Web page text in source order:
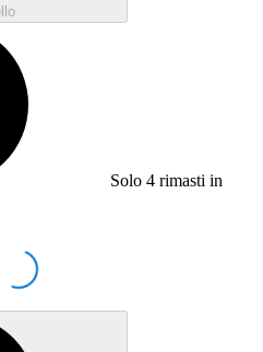
Solo 4 rimasti in